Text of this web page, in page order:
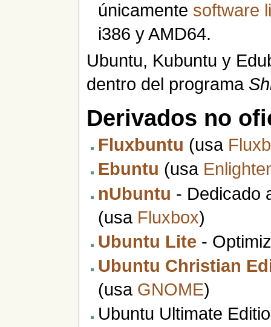
únicamente software
i386 y AMD64.
Ubuntu, Kubuntu y
dentro del programa
Derivados no
Fluxbuntu (usa
Ebuntu (usa
nUbuntu - Dedicado
(usa Fluxbox)
Ubuntu Lite -
Ubuntu Christian
(usa GNOME)
Ubuntu Ultimate